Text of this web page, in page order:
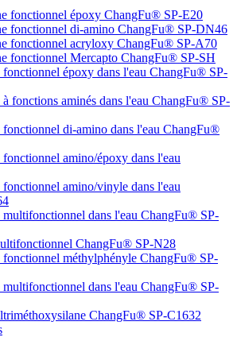
fonctionnel époxy ChangFu® SP-E20
fonctionnel di-amino ChangFu® SP-DN46
fonctionnel acryloxy ChangFu® SP-A70
fonctionnel Mercapto ChangFu® SP-SH
époxy dans l'eau ChangFu® SP-
fonctions aminés dans l'eau ChangFu® SP-
di-amino dans l'eau ChangFu®
amino/époxy dans l'eau
amino/vinyle dans l'eau
dans l'eau ChangFu® SP-
ChangFu® SP-N28
fonctionnel méthylphényle ChangFu® SP-
dans l'eau ChangFu® SP-
ChangFu® SP-C1632